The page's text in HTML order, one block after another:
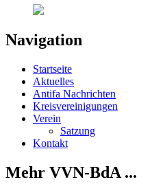
Navigation
Startseite
Aktuelles
Antifa Nachrichten
Kreisvereinigungen
Verein
Satzung
Kontakt
Mehr VVN-BdA ...